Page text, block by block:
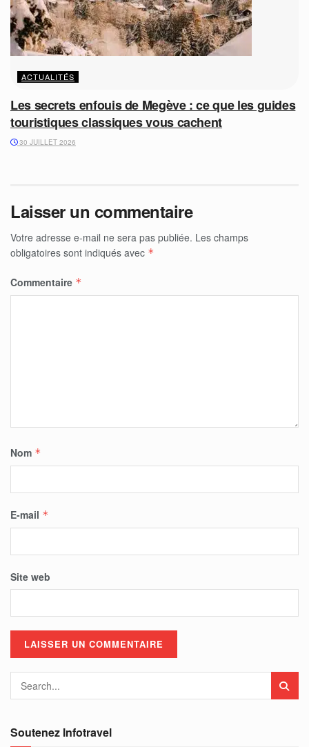
ACTUALITÉS
Les secrets enfouis de Megève : ce que les guides
touristiques classiques vous cachent
30 JUILLET 2026
Laisser un commentaire
Votre adresse e-mail ne sera pas publiée. Les champs
obligatoires sont indiqués avec *
Commentaire *
Nom *
E-mail *
Site web
Soutenez Infotravel